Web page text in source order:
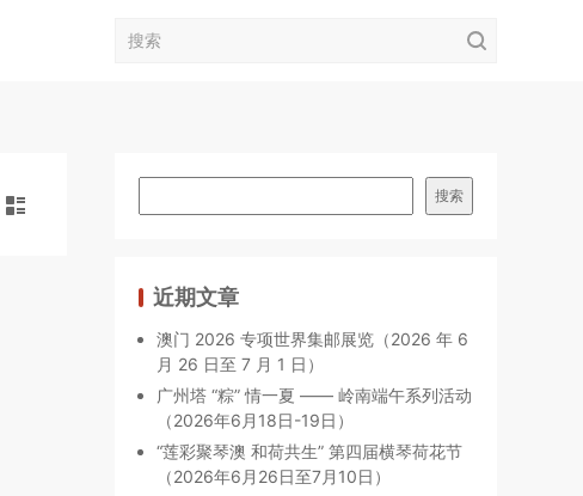
搜索
近期文章
澳门 2026 专项世界集邮展览（2026 年 6
月 26 日至 7 月 1 日）
广州塔 “粽” 情一夏 —— 岭南端午系列活动
（2026年6月18日-19日）
“莲彩聚琴澳 和荷共生” 第四届横琴荷花节
（2026年6月26日至7月10日）